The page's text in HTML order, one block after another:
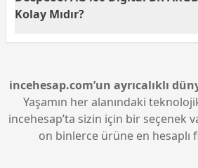
AG400 Digital BK ARGB, özellikle
seviye işlemcilerde etkili soğutma
Kolay Mıdır?
Fan kuleye önceden takılı gelir, bu
modüllerle bile sorun yaşanmaz.
incehesap.com’un ayrıcalıklı
Yaşamın her alanındaki
incehesap’ta sizin için bir seçenek
on binlerce ürüne en hesaplı